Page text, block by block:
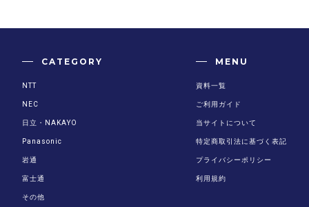
CATEGORY
NTT
NEC
日立・NAKAYO
Panasonic
岩通
富士通
その他
MENU
資料一覧
ご利用ガイド
当サイトについて
特定商取引法に基づく表記
プライバシーポリシー
利用規約